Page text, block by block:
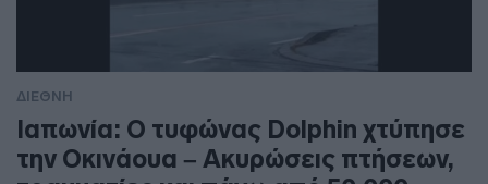
ΔΙΕΘΝΗ
Ιαπωνία: Ο τυφώνας Dolphin χτύπησε
την Οκινάουα – Ακυρώσεις πτήσεων,